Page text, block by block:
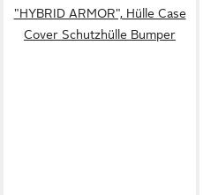
"HYBRID ARMOR", Hülle Case
Cover Schutzhülle Bumper